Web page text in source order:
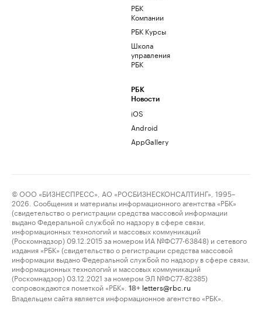
РБК
Компании
РБК Курсы
Школа
управления
РБК
РБК
Новости
iOS
Android
AppGallery
© ООО «БИЗНЕСПРЕСС», АО «РОСБИЗНЕСКОНСАЛТИНГ», 1995–
2026. Сообщения и материалы информационного агентства «РБК»
(свидетельство о регистрации средства массовой информации
выдано Федеральной службой по надзору в сфере связи,
информационных технологий и массовых коммуникаций
(Роскомнадзор) 09.12.2015 за номером ИА №ФС77-63848) и сетевого
издания «РБК» (свидетельство о регистрации средства массовой
информации выдано Федеральной службой по надзору в сфере связи,
информационных технологий и массовых коммуникаций
(Роскомнадзор) 03.12.2021 за номером ЭЛ №ФС77-82385)
сопровождаются пометкой «РБК».
18+ letters@rbc.ru
Владельцем сайта является информационное агентство «РБК».